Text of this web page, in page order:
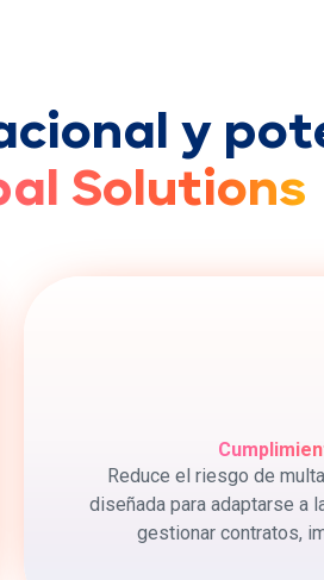
y
Solutions
Reduce el riesgo de
diseñada para adaptarse a
gestionar contratos,